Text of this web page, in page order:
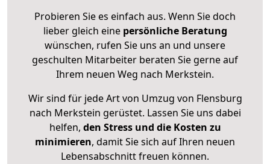
Probieren Sie es einfach aus. Wenn Sie doch
lieber gleich eine persönliche Beratung
wünschen, rufen Sie uns an und unsere
geschulten Mitarbeiter beraten Sie gerne auf
Ihrem neuen Weg nach Merkstein.
Wir sind für jede Art von Umzug von Flensburg
nach Merkstein gerüstet. Lassen Sie uns dabei
helfen, den Stress und die Kosten zu
minimieren, damit Sie sich auf Ihren neuen
Lebensabschnitt freuen können.